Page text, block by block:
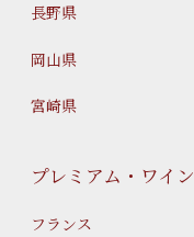
長野県
岡山県
宮崎県
プレミアム・ワイン
フランス